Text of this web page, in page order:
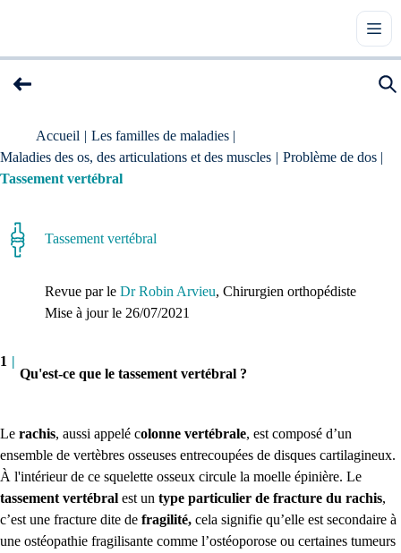
Accueil | Les familles de maladies |
Maladies des os, des articulations et des muscles | Problème de dos |
Tassement vertébral
Tassement vertébral
Revue par le Dr Robin Arvieu, Chirurgien orthopédiste
Mise à jour le 26/07/2021
1 |
Qu'est-ce que le tassement vertébral ?
Le rachis, aussi appelé colonne vertébrale, est composé d’un
ensemble de vertèbres osseuses entrecoupées de disques cartilagineux.
À l'intérieur de ce squelette osseux circule la moelle épinière. Le
tassement vertébral est un type particulier de fracture du rachis,
c’est une fracture dite de fragilité, cela signifie qu’elle est secondaire à
une ostéopathie fragilisante comme l’ostéoporose ou certaines tumeurs